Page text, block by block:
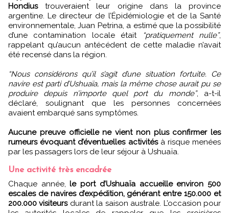
Hondiustrouveraient leur origine dans la province
argentine. Le directeur de l’Épidémiologie et de la Santé
environnementale, Juan Petrina, a estimé que la possibilité
d’une contamination locale était
“pratiquement nulle”,
rappelant qu’aucun antécédent de cette maladie n’avait
été recensé dans la région.
“Nous considérons qu’il s’agit d’une situation fortuite. Ce
navire est parti d’Ushuaïa, mais la même chose aurait pu se
produire depuis n’importe quel port du monde”, a-t-il
déclaré, soulignant que les personnes concernées
avaient embarqué sans symptômes.
Aucune preuve officielle ne vient non plus confirmer les
rumeurs évoquant d’éventuelles activités à risque menées
par les passagers lors de leur séjour à Ushuaïa.
Une activité très encadrée
Chaque année,le port d’Ushuaïa accueille environ 500
escales de navires d’expédition, générant entre 150.000 et
200.000 visiteursdurant la saison australe. L’occasion pour